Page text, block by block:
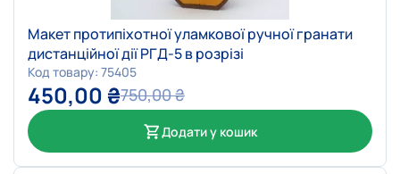
Макет протипіхотної уламкової ручної гранати
дистанційної дії РГД-5 в розрізі
Код товару: 75405
750,00₴
450,00 ₴
Додати у кошик